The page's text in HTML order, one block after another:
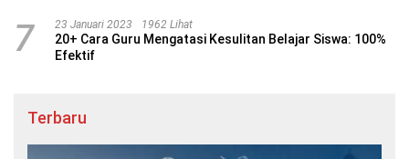
7 23 Januari 2023 1962 Lihat
20+ Cara Guru Mengatasi Kesulitan Belajar Siswa: 100%
Efektif
Terbaru